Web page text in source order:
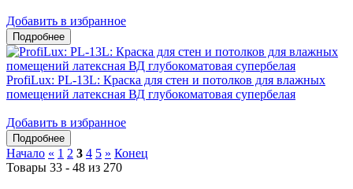
Добавить в избранное
ProfiLux: PL-13L: Краска для стен и потолков для влажных
помещений латексная ВД глубокоматовая супербелая
Добавить в избранное
Начало « 1 2 3 4 5 » Конец
Товары 33 - 48 из 270